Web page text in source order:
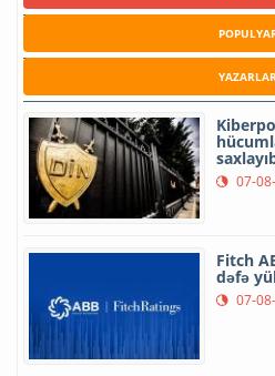
07-
Fitch
dəfə
07-